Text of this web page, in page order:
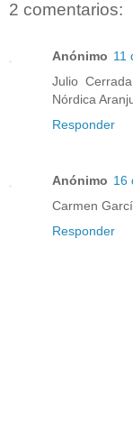
2 comentarios:
Anónimo 11
Julio
Nórdica
Responder
Anónimo 16
Carmen
Responder